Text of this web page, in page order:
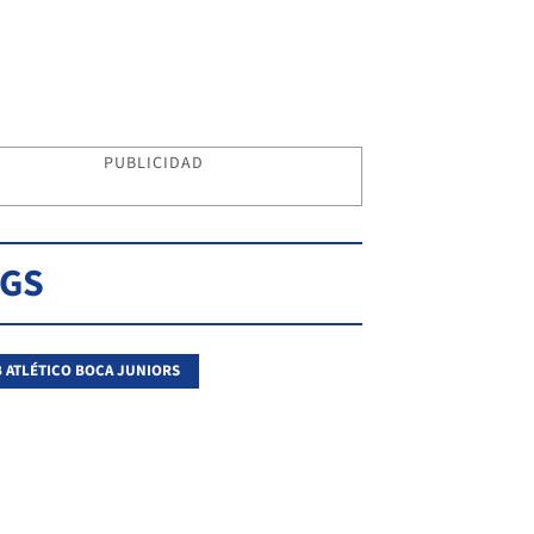
PUBLICIDAD
ATLÉTICO BOCA JUNIORS